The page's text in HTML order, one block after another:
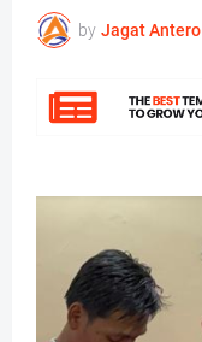
by Jagat Antero